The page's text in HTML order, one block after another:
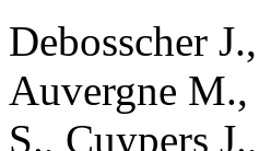
Debosscher J.,
Auvergne M.,
S., Cuypers J.,